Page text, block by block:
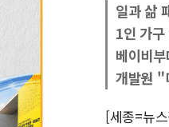
일과 삶
1인 가
베이비
개발원 "
[세종=뉴